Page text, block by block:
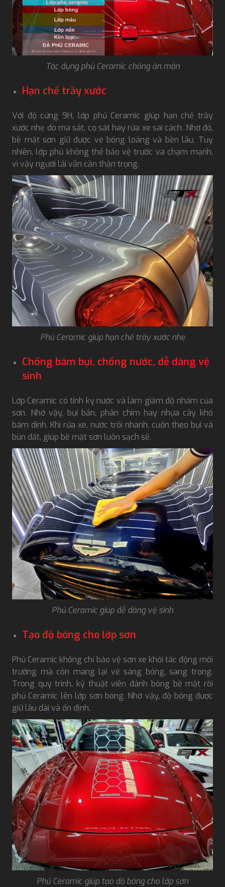
Tác dụng phủ Ceramic chống ăn mòn
Hạn chế trầy xước
Với độ cứng 9H, lớp phủ Ceramic giúp hạn chế trầy
xước nhẹ do ma sát, cọ sát hay rửa xe sai cách. Nhờ đó,
bề mặt sơn giữ được vẻ bóng loáng và bền lâu. Tuy
nhiên, lớp phủ không thể bảo vệ trước va chạm mạnh,
vì vậy người lái vẫn cần thận trọng.
Phủ Ceramic giúp hạn chế trầy xước nhẹ
Chống bám bụi, chống nước, dễ dàng vệ
sinh
Lớp Ceramic có tính kỵ nước và làm giảm độ nhám của
sơn. Nhờ vậy, bụi bẩn, phân chim hay nhựa cây khó
bám dính. Khi rửa xe, nước trôi nhanh, cuốn theo bụi và
bùn đất, giúp bề mặt sơn luôn sạch sẽ.
Phủ Ceramic giúp dễ dàng vệ sinh
Tạo độ bóng cho lớp sơn
Phủ Ceramic không chỉ bảo vệ sơn xe khỏi tác động môi
trường mà còn mang lại vẻ sáng bóng, sang trọng.
Trong quy trình, kỹ thuật viên đánh bóng bề mặt rồi
phủ Ceramic lên lớp sơn bóng. Nhờ vậy, độ bóng được
giữ lâu dài và ổn định.
Phủ Ceramic giúp tạo độ bóng cho lớp sơn